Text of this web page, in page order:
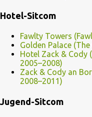
Hotel-Sitcom
Fawlty Towers
Golden Palace
Hotel Zack & Cody
2005–2008)
Zack & Cody an
2008–2011)
Jugend-Sitcom